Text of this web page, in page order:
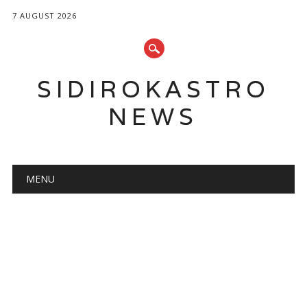
7 AUGUST 2026
SIDIROKASTRO
NEWS
Main menu
MENU